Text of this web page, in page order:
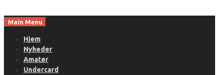
toMain Menu
Hjem
Nyheder
Amatør
Undercard